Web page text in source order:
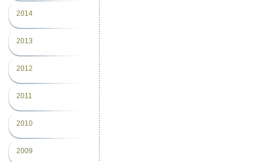
2014
2013
2012
2011
2010
2009